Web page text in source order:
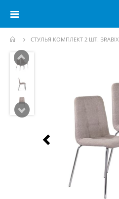
Toggle
СТУЛЬЯ КОМПЛЕКТ 2 ШТ. BRABIX
Пропустить
перейти
галереям
изображений